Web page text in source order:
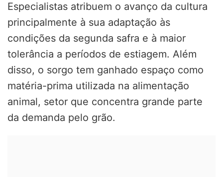
Especialistas atribuem o avanço da cultura
principalmente à sua adaptação às
condições da segunda safra e à maior
tolerância a períodos de estiagem. Além
disso, o sorgo tem ganhado espaço como
matéria-prima utilizada na alimentação
animal, setor que concentra grande parte
da demanda pelo grão.